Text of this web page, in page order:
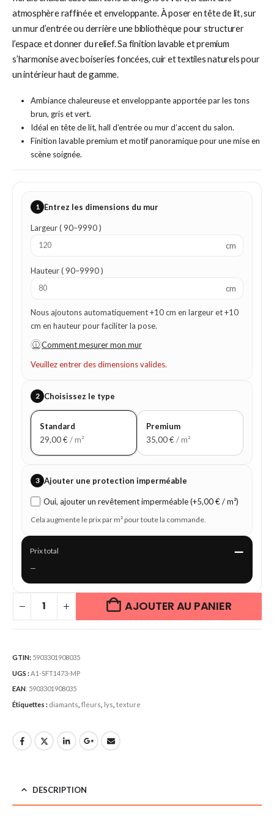
atmosphère raffinée et enveloppante. À poser en tête de lit, sur
un mur d’entrée ou derrière une bibliothèque pour structurer
l’espace et donner du relief. Sa finition lavable et premium
s’harmonise avec boiseries foncées, cuir et textiles naturels pour
un intérieur haut de gamme.
Ambiance chaleureuse et enveloppante apportée par les tons
brun, gris et vert.
Idéal en tête de lit, hall d’entrée ou mur d’accent du salon.
Finition lavable premium et motif panoramique pour une mise en
scène soignée.
1 Entrez les dimensions du mur
Largeur ( 90–9990 )
cm
Hauteur ( 90–9990 )
cm
Nous ajoutons automatiquement +10 cm en largeur et +10
cm en hauteur pour faciliter la pose.
ⓘ Comment mesurer mon mur
Veuillez entrer des dimensions valides.
2 Choisissez le type
Standard
29,00€/ m²
Premium
35,00€/ m²
3 Ajouter une protection imperméable
Oui, ajouter un revêtement imperméable (+5,00 € / m²)
Cela augmente le prix par m² pour toute la commande.
Prix total —
—
AJOUTER AU PANIER
GTIN: 5903301908035
UGS :A1-SFT1473-MP
EAN: 5903301908035
Étiquettes : diamants fleurs lys texture
DESCRIPTION